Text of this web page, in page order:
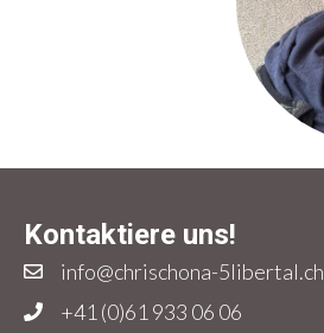
Kontaktiere uns!
info@chrischona-5libertal.ch
+41 (0)61 933 06 06